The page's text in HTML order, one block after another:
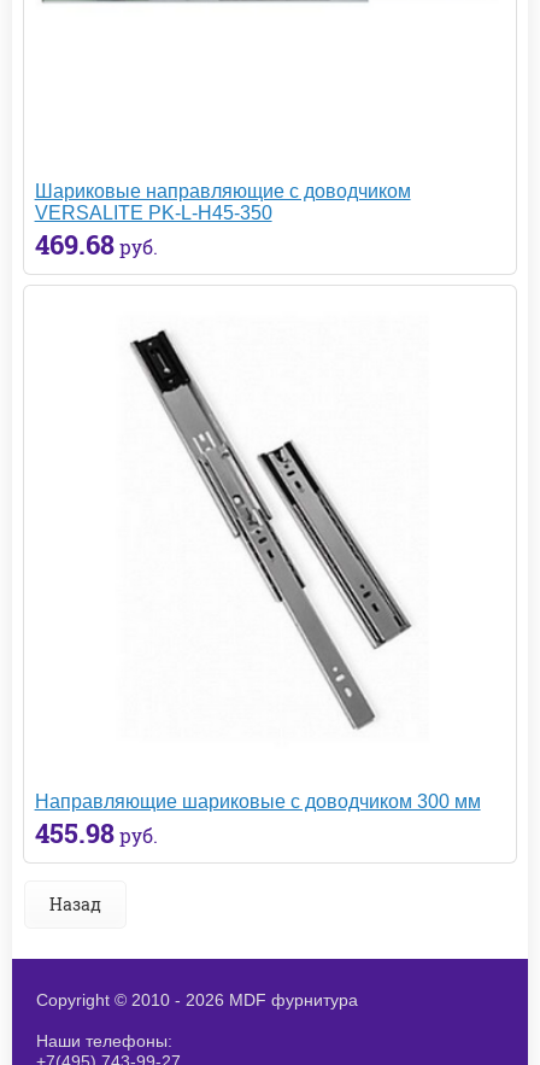
Шариковые направляющие с доводчиком
VERSALITE PK-L-H45-350
469.68 руб.
Направляющие шариковые с доводчиком 300 мм
455.98 руб.
Назад
Copyright © 2010 - 2026 MDF фурнитура
Наши телефоны: